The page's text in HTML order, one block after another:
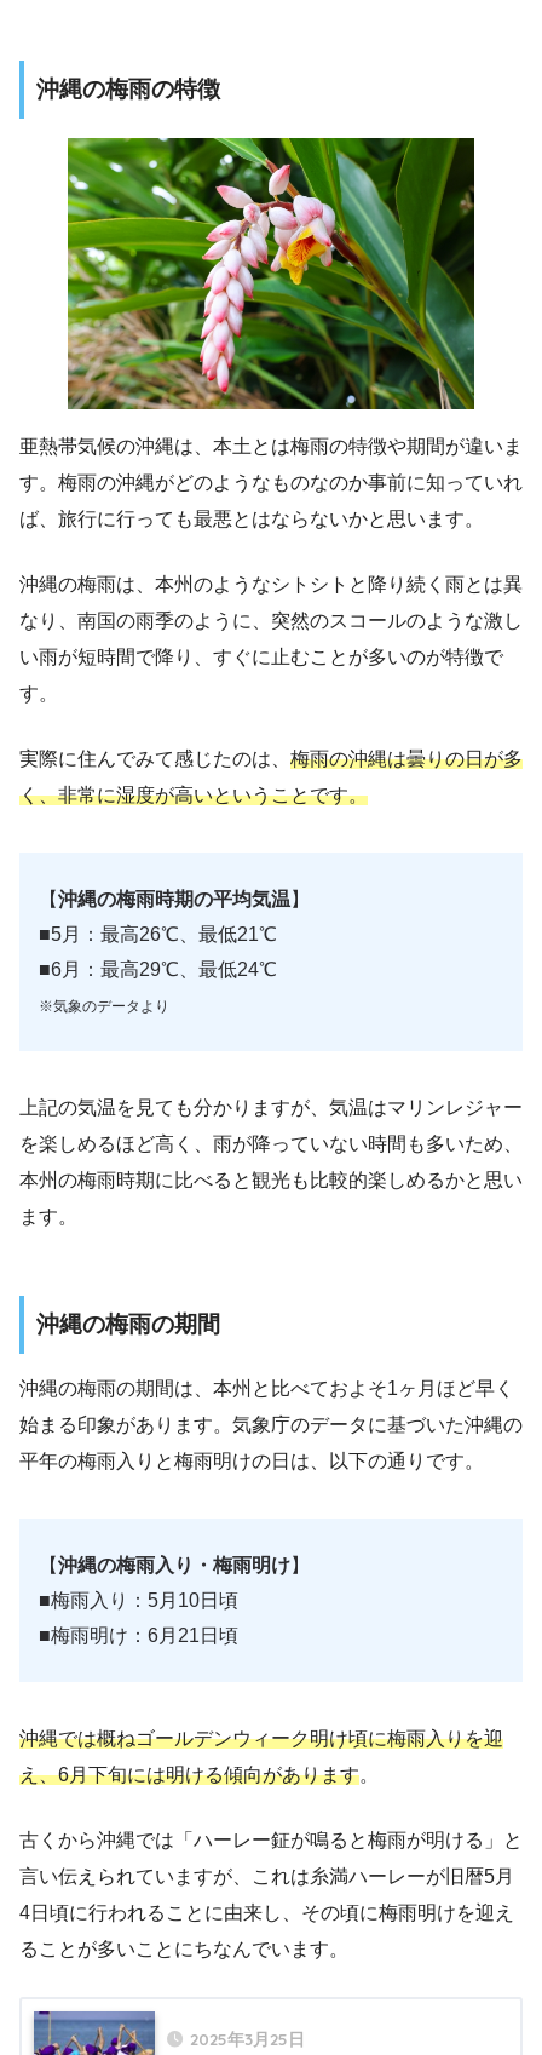
沖縄の梅雨の特徴
亜熱帯気候の沖縄は、本土とは梅雨の特徴や期間が違いま
す。梅雨の沖縄がどのようなものなのか事前に知っていれ
ば、旅行に行っても最悪とはならないかと思います。
沖縄の梅雨は、本州のようなシトシトと降り続く雨とは異
なり、南国の雨季のように、突然のスコールのような激し
い雨が短時間で降り、すぐに止むことが多いのが特徴で
す。
実際に住んでみて感じたのは、 梅雨の沖縄は曇りの日が多
く、非常に湿度が高いということです。
【沖縄の梅雨時期の平均気温】
■5月：最高26℃、最低21℃
■6月：最高29℃、最低24℃
※気象のデータより
上記の気温を見ても分かりますが、気温はマリンレジャー
を楽しめるほど高く、雨が降っていない時間も多いため、
本州の梅雨時期に比べると観光も比較的楽しめるかと思い
ます。
沖縄の梅雨の期間
沖縄の梅雨の期間は、本州と比べておよそ1ヶ月ほど早く
始まる印象があります。気象庁のデータに基づいた沖縄の
平年の梅雨入りと梅雨明けの日は、以下の通りです。
【沖縄の梅雨入り・梅雨明け】
■梅雨入り：5月10日頃
■梅雨明け：6月21日頃
沖縄では概ねゴールデンウィーク明け頃に梅雨入りを迎
え、6月下旬には明ける傾向があります。
古くから沖縄では「ハーレー鉦が鳴ると梅雨が明ける」と
言い伝えられていますが、これは糸満ハーレーが旧暦5月
4日頃に行われることに由来し、その頃に梅雨明けを迎え
ることが多いことにちなんでいます。
2025年3月25日